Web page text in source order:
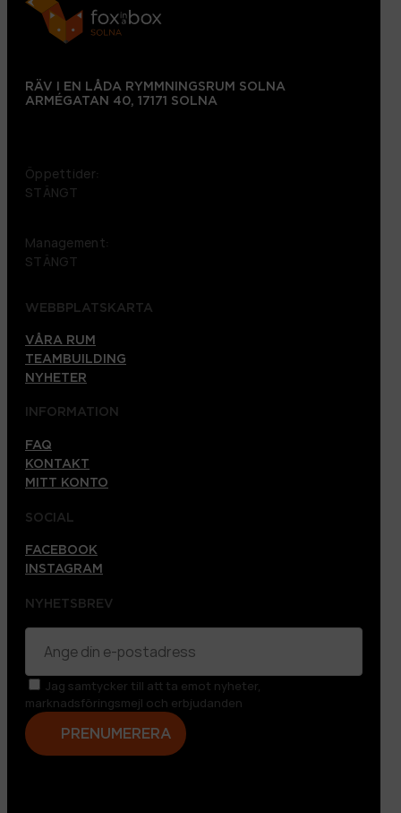
RÄV I EN LÅDA RYMMNINGSRUM SOLNA
ARMÉGATAN 40, 17171 SOLNA
Öppettider:
STÄNGT
Management:
STÄNGT
WEBBPLATSKARTA
VÅRA RUM
TEAMBUILDING
NYHETER
INFORMATION
FAQ
KONTAKT
MITT KONTO
SOCIAL
FACEBOOK
INSTAGRAM
NYHETSBREV
Jag samtycker till att ta emot nyheter,
marknadsföringsmejl och erbjudanden